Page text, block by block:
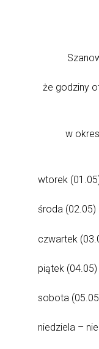
że godziny
w
wtorek
środa (02.05)
czwartek
piątek
sobota
niedziela –